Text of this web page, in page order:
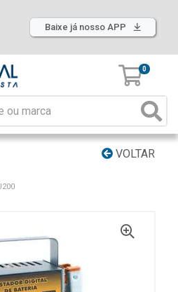
Baixe já nosso APP
0
VOLTAR